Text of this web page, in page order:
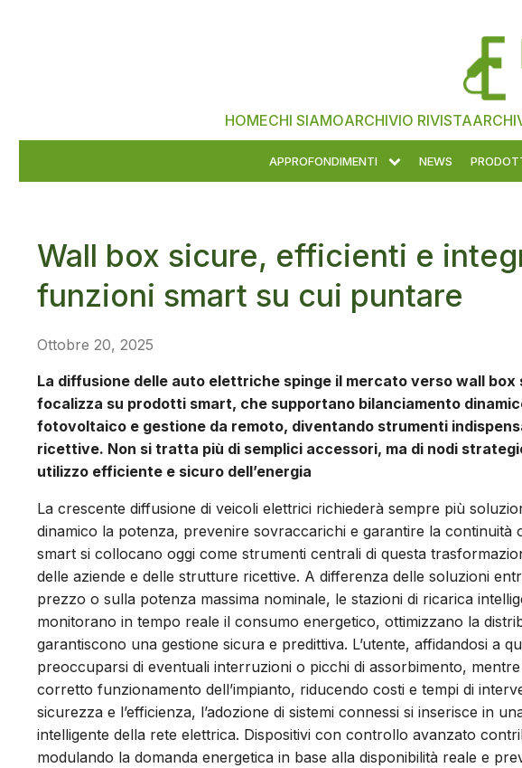
HOMECHI SIAMOARCHIVIO RIVISTA
APPROFONDIMENTI NEWS
Wall box sicure, efficienti e
funzioni smart su cui puntare
Ottobre 20, 2025
La diffusione delle auto elettriche spinge il mercato verso wall
focalizza su prodotti smart, che supportano bilanciamento
fotovoltaico e gestione da remoto, diventando strumenti
ricettive. Non si tratta più di semplici accessori, ma di nodi
utilizzo efficiente e sicuro dell’energia
La crescente diffusione di veicoli elettrici richiederà sempre più
dinamico la potenza, prevenire sovraccarichi e garantire la continuità
smart si collocano oggi come strumenti centrali di questa
delle aziende e delle strutture ricettive. A differenza delle soluzioni
prezzo o sulla potenza massima nominale, le stazioni di ricarica
monitorano in tempo reale il consumo energetico, ottimizzano la
garantiscono una gestione sicura e predittiva. L’utente, affidandosi a
preoccuparsi di eventuali interruzioni o picchi di assorbimento,
corretto funzionamento dell’impianto, riducendo costi e tempi di
sicurezza e l’efficienza, l’adozione di sistemi connessi si inserisce in
intelligente della rete elettrica. Dispositivi con controllo avanzato
modulando la domanda energetica in base alla disponibilità reale e